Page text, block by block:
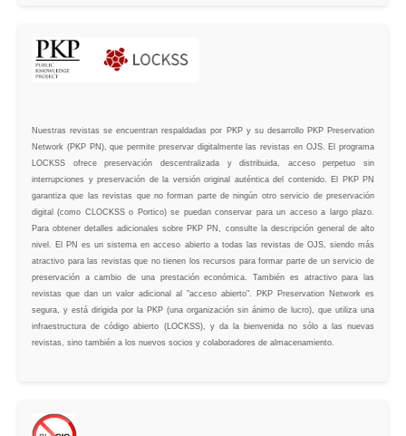
Nuestras revistas se encuentran respaldadas por PKP y su desarrollo PKP Preservation
Network (PKP PN), que permite preservar digitalmente las revistas en OJS. El programa
LOCKSS ofrece preservación descentralizada y distribuida, acceso perpetuo sin
interrupciones y preservación de la versión original auténtica del contenido. El PKP PN
garantiza que las revistas que no forman parte de ningún otro servicio de preservación
digital (como CLOCKSS o Portico) se puedan conservar para un acceso a largo plazo.
Para obtener detalles adicionales sobre PKP PN, consulte la descripción general de alto
nivel. El PN es un sistema en acceso abierto a todas las revistas de OJS, siendo más
atractivo para las revistas que no tienen los recursos para formar parte de un servicio de
preservación a cambio de una prestación económica. También es atractivo para las
revistas que dan un valor adicional al "acceso abierto". PKP Preservation Network es
segura, y está dirigida por la PKP (una organización sin ánimo de lucro), que utiliza una
infraestructura de código abierto (LOCKSS), y da la bienvenida no sólo a las nuevas
revistas, sino también a los nuevos socios y colaboradores de almacenamiento.